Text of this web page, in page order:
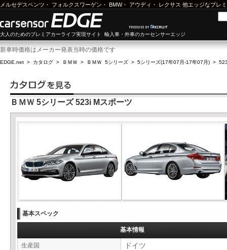
メルセデスベンツ ・ フォルクスワーゲン ・ BMW・ アウディ ・ レクサス 他エッジなプレ
大人のためのプレミアカーライフ実現サイト 輸入車・外車のカーセンサーエッジ
新車時価格はメーカー発表当時の価格です
EDGE.net > カタログ > ＢＭＷ > ＢＭＷ 5シリーズ > 5シリーズ(17年07月-17年07月) >
ＢＭＷ 5シリーズ 523i Mスポーツ
基本スペック
基本情報
生産国 ドイツ